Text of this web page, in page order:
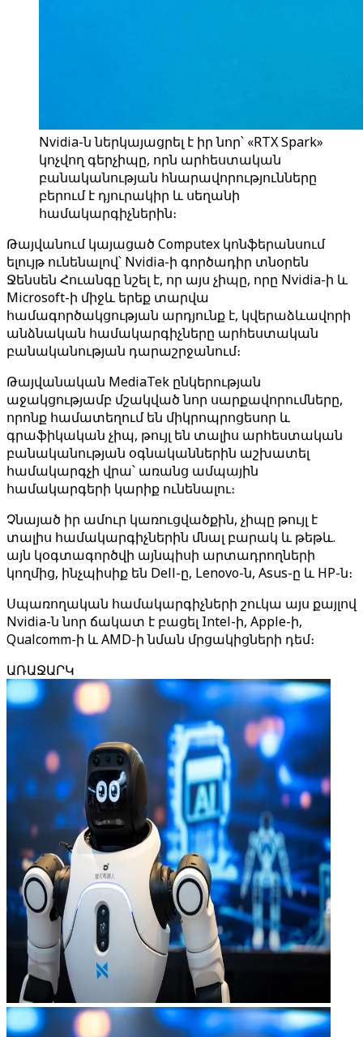
Nvidia-ն ներկայացրել է իր նոր՝ «RTX Spark»
կոչվող գերչիպը, որն արհեստական
բանականության հնարավորությունները
բերում է դյուրակիր և սեղանի
համակարգիչներին։
Թայվանում կայացած Computex կոնֆերանսում
ելույթ ունենալով՝ Nvidia-ի գործադիր տնօրեն
Ջենսեն Հուանգը նշել է, որ այս չիպը, որը Nvidia-ի և
Microsoft-ի միջև երեք տարվա
համագործակցության արդյունք է, կվերաձևավորի
անձնական համակարգիչները արհեստական ​​
բանականության դարաշրջանում։
Թայվանական MediaTek ընկերության
աջակցությամբ մշակված նոր սարքավորումները,
որոնք համատեղում են միկրոպրոցեսոր և
գրաֆիկական չիպ, թույլ են տալիս արհեստական ​​
բանականության օգնականներին աշխատել
համակարգչի վրա՝ առանց ամպային
համակարգերի կարիք ունենալու։
Չնայած իր ամուր կառուցվածքին, չիպը թույլ է
տալիս համակարգիչներին մնալ բարակ և թեթև.
այն կօգտագործվի այնպիսի արտադրողների
կողմից, ինչպիսիք են Dell-ը, Lenovo-ն, Asus-ը և HP-ն։
Սպառողական համակարգիչների շուկա այս քայլով
Nvidia-ն նոր ճակատ է բացել Intel-ի, Apple-ի,
Qualcomm-ի և AMD-ի նման մրցակիցների դեմ։
ԱՌԱՋԱՐԿ